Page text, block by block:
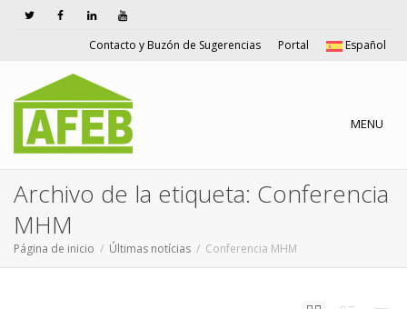
Contacto y Buzón de Sugerencias Portal Español
Cambiar
MENU
Archivo de la etiqueta: Conferencia
MHM
Página de inicio Últimas notícias Conferencia MHM